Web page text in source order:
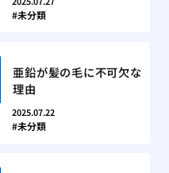
未分類
亜鉛が髪の毛に不可欠な
理由
2025.07.22
未分類